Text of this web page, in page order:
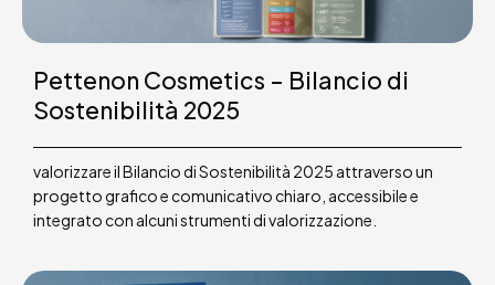
Pettenon Cosmetics – Bilancio di
Sostenibilità 2025
valorizzare il Bilancio di Sostenibilità 2025 attraverso un
progetto grafico e comunicativo chiaro, accessibile e
integrato con alcuni strumenti di valorizzazione.